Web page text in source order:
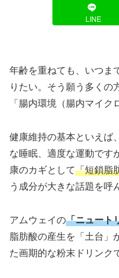
LINE
年齢を重ねても、いつま
りたい。そう願う多くの
「腸内環境（腸内マイク
健康維持の基本といえば
な睡眠、適度な運動です
康のカギとして「短鎖脂
う成分が大きな話題を呼
アムウェイの「ニュート
脂肪酸の産生を「土台」
た画期的な粉末ドリンク